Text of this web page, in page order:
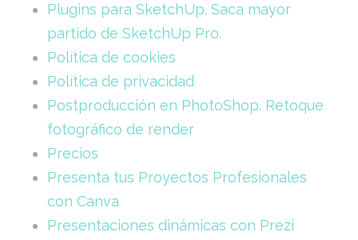
Plugins para SketchUp. Saca mayor
partido de SketchUp Pro.
Política de cookies
Política de privacidad
Postproducción en PhotoShop. Retoque
fotográfico de render
Precios
Presenta tus Proyectos Profesionales
con Canva
Presentaciones dinámicas con Prezi